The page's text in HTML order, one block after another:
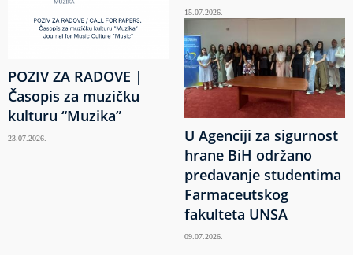
POZIV ZA RADOVE |
Časopis za muzičku
kulturu “Muzika”
23.07.2026.
15.07.2026.
U Agenciji za sigurnost
hrane BiH održano
predavanje studentima
Farmaceutskog
fakulteta UNSA
09.07.2026.